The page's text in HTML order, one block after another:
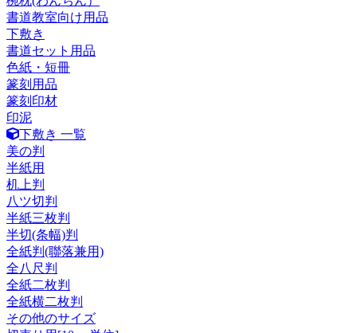
書道教室向け用品
下敷き
書道セット用品
色紙・短冊
篆刻用品
篆刻印材
印泥
下敷き 一覧
美の判
半紙用
机上判
八ツ切判
半紙三枚判
半切(条幅)判
全紙判(聯落兼用)
全八尺判
全紙二枚判
全紙横二枚判
その他のサイズ